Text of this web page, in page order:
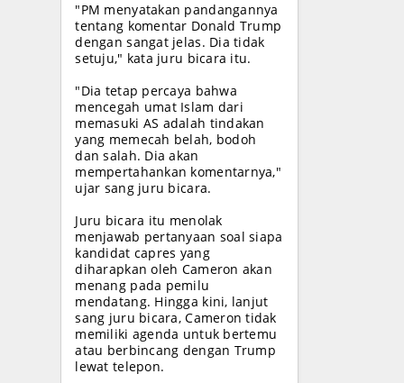
"PM menyatakan pandangannya
tentang komentar Donald Trump
dengan sangat jelas. Dia tidak
setuju," kata juru bicara itu.
"Dia tetap percaya bahwa
mencegah umat Islam dari
memasuki AS adalah tindakan
yang memecah belah, bodoh
dan salah. Dia akan
mempertahankan komentarnya,"
ujar sang juru bicara.
Juru bicara itu menolak
menjawab pertanyaan soal siapa
kandidat capres yang
diharapkan oleh Cameron akan
menang pada pemilu
mendatang. Hingga kini, lanjut
sang juru bicara, Cameron tidak
memiliki agenda untuk bertemu
atau berbincang dengan Trump
lewat telepon.